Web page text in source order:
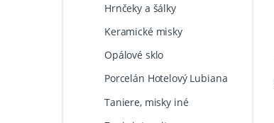
Hrnčeky a šálky
Keramické misky
Opálové sklo
Porcelán Hotelový Lubiana
Taniere, misky iné